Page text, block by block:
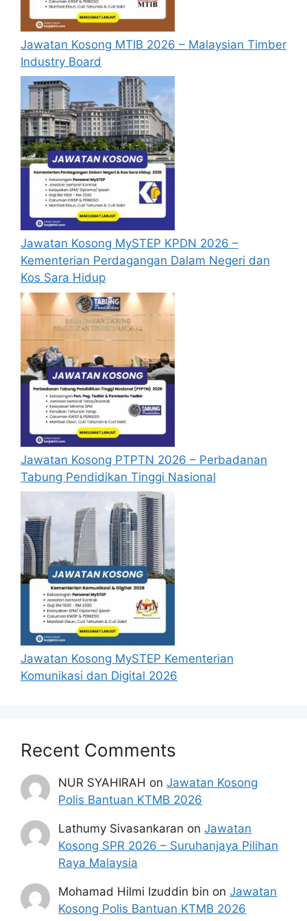
mengisi segala maklumat yang diminta
dengan lengkap dan tepat.
Perlu diingatkan, hanya pemohon yang
layak sahaja akan dipanggil ke
temuduga. Sila lengkapkan dan
kemaskini maklumat anda yang telah
didaftarkan. Permohonan yang tidak
menerima sebarang jawapan selepas
bulandari tarikh iklan ditutup hendaklah
menganggap permohonan mereka tidak
berjaya.
Mohon Online
Jawatan Kosong MTIB 2026 – Malaysian Timber
Industry Board
Jawatan Kosong MySTEP KPDN 2026 –
Kementerian Perdagangan Dalam Negeri dan
Kos Sara Hidup
Jawatan Kosong PTPTN 2026 – Perbadanan
Tabung Pendidikan Tinggi Nasional
Jawatan Kosong MySTEP Kementerian
Komunikasi dan Digital 2026
Recent Comments
NUR SYAHIRAH onJawatan Kosong
Polis Bantuan KTMB 2026
Lathumy Sivasankaran onJawatan
Kosong SPR 2026 – Suruhanjaya Pilihan
Raya Malaysia
Mohamad Hilmi Izuddin bin onJawatan
Kosong Polis Bantuan KTMB 2026